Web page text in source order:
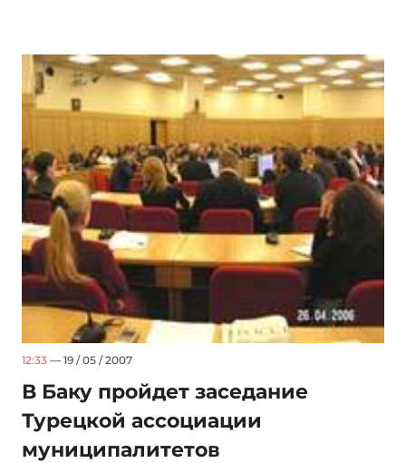
12:33 — 19 / 05 / 2007
В Баку пройдет заседание
Турецкой ассоциации
муниципалитетов